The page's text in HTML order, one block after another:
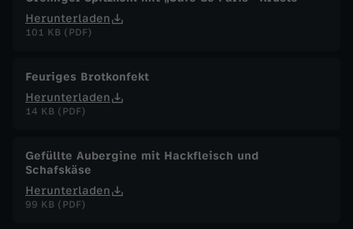
J
n
2
0
Herunterladen
101 KB (PDF)
Feuriges Brotkonfekt
Herunterladen
14 KB (PDF)
Gefüllte Aubergine mit Hackfleisch und
Schafskäse
Herunterladen
99 KB (PDF)